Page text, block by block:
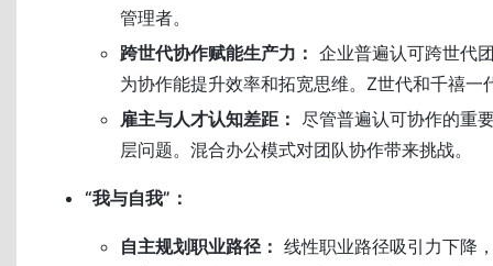
管理者。
跨世代协作赋能生产力： 企业普遍认可跨世代
为协作能提升效率和拓宽思维。Z世代和千禧一
雇主与人才认知差距： 尽管普遍认可协作的重
层问题。混合办公模式对团队协作带来挑战。
“我与自我”：
自主规划职业路径： 线性职业路径吸引力下降